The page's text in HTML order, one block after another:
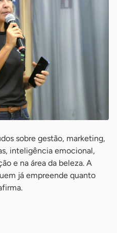
sobre gestão, marketing,
inteligência emocional,
e na área da beleza. A
já empreende quanto